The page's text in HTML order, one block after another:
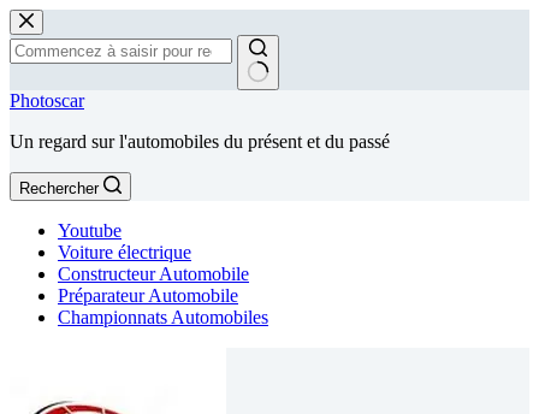
Passer
au
contenu
Aucun
Photoscar
Un regard sur l'automobiles du présent et du passé
Rechercher
Youtube
Voiture électrique
Constructeur Automobile
Préparateur Automobile
Championnats Automobiles